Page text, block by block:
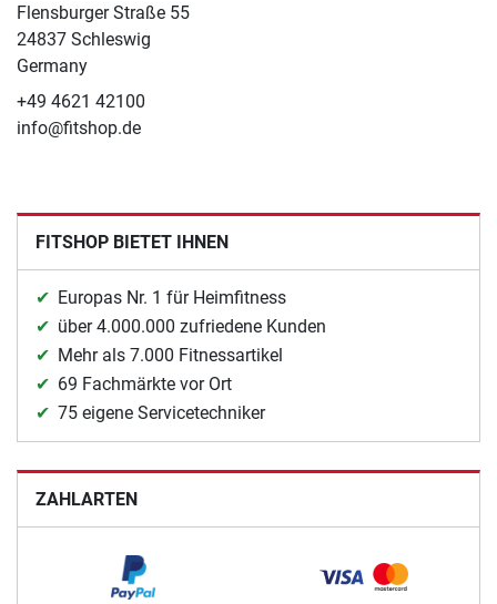
Flensburger Straße 55
24837 Schleswig
Germany
+49 4621 42100
info@fitshop.de
FITSHOP BIETET IHNEN
Europas Nr. 1 für Heimfitness
über 4.000.000 zufriedene Kunden
Mehr als 7.000 Fitnessartikel
69 Fachmärkte vor Ort
75 eigene Servicetechniker
ZAHLARTEN